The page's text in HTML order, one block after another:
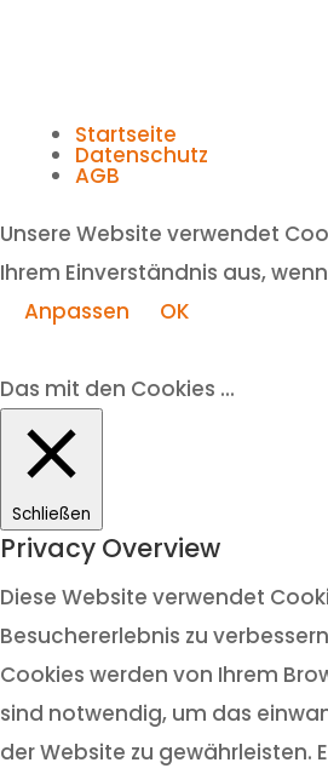
Startseite
Datenschutz
AGB
Unsere Website verwendet
Ihrem Einverständnis aus,
Anpassen
OK
Das mit den Cookies ...
Schließen
Privacy Overview
Diese Website verwendet
Besuchererlebnis zu
Cookies werden von Ihrem
sind notwendig, um das
der Website zu gewährleisten.